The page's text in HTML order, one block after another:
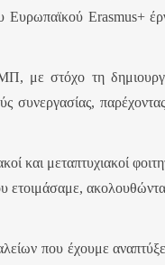
Ευρωπαϊκού Erasmus+
με στόχο τη
και μεταπτυχιακοί
ετοιμάσαμε,
που έχουμε